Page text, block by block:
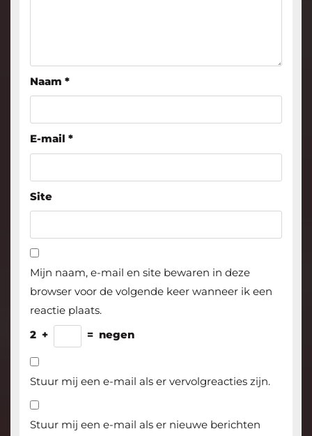
Naam *
E-mail *
Site
Mijn naam, e-mail en site bewaren in deze
browser voor de volgende keer wanneer ik een
reactie plaats.
2 + = negen
Stuur mij een e-mail als er vervolgreacties zijn.
Stuur mij een e-mail als er nieuwe berichten